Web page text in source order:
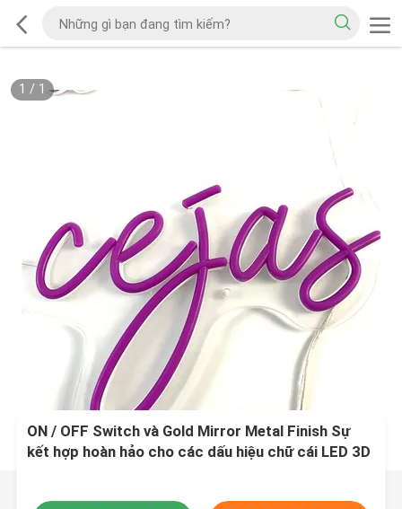
1 / 1
ON / OFF Switch và Gold Mirror Metal Finish Sự
kết hợp hoàn hảo cho các dấu hiệu chữ cái LED 3D